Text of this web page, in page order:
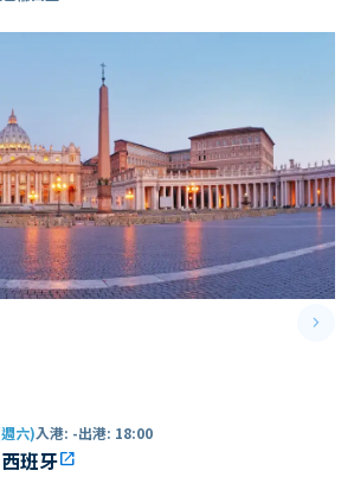
keyboard_arrow_right
六)入港: -出港: 18:00
班牙open_in_new